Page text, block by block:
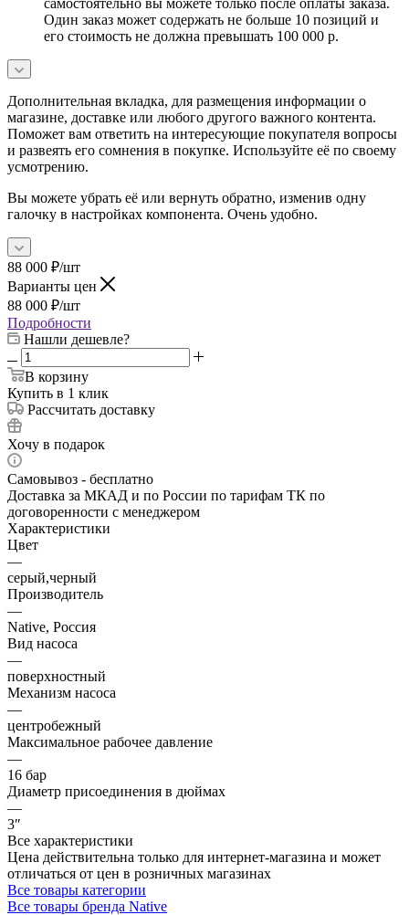
Один заказ может содержать не больше 10 позиций и
его стоимость не должна превышать 100 000 р.
Дополнительная вкладка, для размещения информации о
магазине, доставке или любого другого важного контента.
Поможет вам ответить на интересующие покупателя вопросы
и развеять его сомнения в покупке. Используйте её по своему
усмотрению.
Вы можете убрать её или вернуть обратно, изменив одну
галочку в настройках компонента. Очень удобно.
88 000 ₽/шт
Варианты цен
88 000 ₽/шт
Подробности
Нашли дешевле?
В корзину
Купить в 1 клик
Рассчитать доставку
Хочу в подарок
Самовывоз - бесплатно
Доставка за МКАД и по России по тарифам ТК по
договоренности с менеджером
Характеристики
Цвет
—
серый,черный
Производитель
—
Native, Россия
Вид насоса
—
поверхностный
Механизм насоса
—
центробежный
Максимальное рабочее давление
—
16 бар
Диаметр присоединения в дюймах
—
3″
Все характеристики
Цена действительна только для интернет-магазина и может
отличаться от цен в розничных магазинах
Все товары категории
Все товары бренда Native